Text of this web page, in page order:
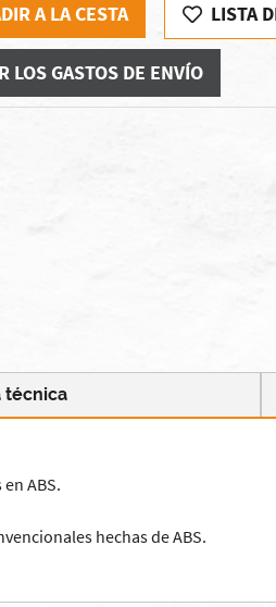
A LA CESTA LISTA
LOS GASTOS DE ENVÍO
técnica
en ABS.
hechas deABS.